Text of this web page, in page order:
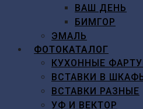
ВАШ ДЕНЬ
БИМГОР
ЭМАЛЬ
ФОТОКАТАЛОГ
КУХОННЫЕ
ВСТАВКИ В
ВСТАВКИ РАЗНЫЕ
УФ И ВЕКТОР